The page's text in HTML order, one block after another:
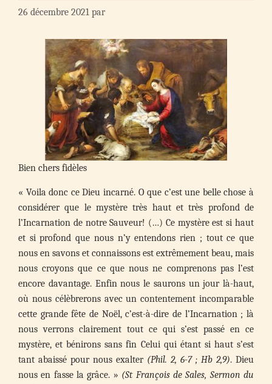
26 décembre 2021 par
Bien chers fidèles
« Voila donc ce Dieu incarné. O que c’est une belle chose à
considérer que le mystère très haut et très profond de
l’Incarnation de notre Sauveur! (…) Ce mystère est si haut
et si profond que nous n’y entendons rien ; tout ce que
nous en savons et connaissons est extrêmement beau, mais
nous croyons que ce que nous ne comprenons pas l’est
encore davantage. Enfin nous le saurons un jour là-haut,
où nous célèbrerons avec un contentement incomparable
cette grande fête de Noël, c’est-à-dire de l’Incarnation ; là
nous verrons clairement tout ce qui s’est passé en ce
mystère, et bénirons sans fin Celui qui étant si haut s’est
tant abaissé pour nous exalter (Phil. 2, 6-7 ; Hb 2,9). Dieu
nous en fasse la grâce. » (St François de Sales, Sermon du